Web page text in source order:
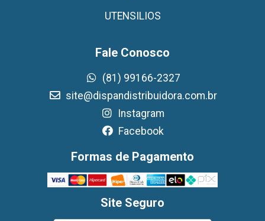
UTENSILIOS
Fale Conosco
(81) 99166-2327
site@dispandistribuidora.com.br
Instagram
Facebook
Formas de Pagamento
Site Seguro